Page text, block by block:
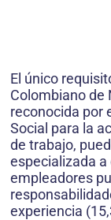
El único
Colombiano de
reconocida por
Social para la
de trabajo,
especializada
empleadores
experiencia